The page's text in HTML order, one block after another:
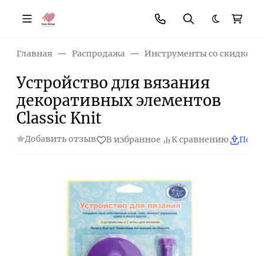
Темная
Главная Распродажа Инструменты со скидкой
Устройство для вязания
декоративных элементов
Classic Knit
Добавить отзыв В избранное К сравнению